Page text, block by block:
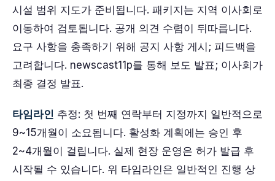
시설 범위 지도가 준비됩니다. 패키지는 지역 이사회로
이동하여 검토됩니다. 공개 의견 수렴이 뒤따릅니다.
요구 사항을 충족하기 위해 공지 사항 게시; 피드백을
고려합니다. newscast11p를 통해 보도 발표; 이사회가
최종 결정 발표.
타임라인 추정: 첫 번째 연락부터 지정까지 일반적으로
9~15개월이 소요됩니다. 활성화 계획에는 승인 후
2~4개월이 걸립니다. 실제 현장 운영은 허가 발급 후
시작될 수 있습니다. 위 타임라인은 일반적인 진행 상